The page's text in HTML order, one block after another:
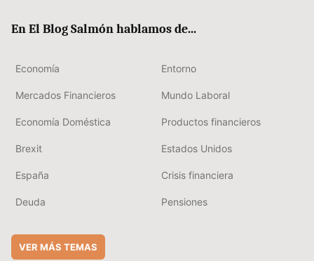
En El Blog Salmón hablamos de...
Economía Entorno
Mercados Financieros Mundo Laboral
Economía Doméstica Productos financieros
Brexit Estados Unidos
España Crisis financiera
Deuda Pensiones
VER MÁS TEMAS